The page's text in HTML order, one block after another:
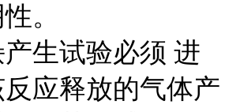
。
生试验必须 进
应释放的气体产